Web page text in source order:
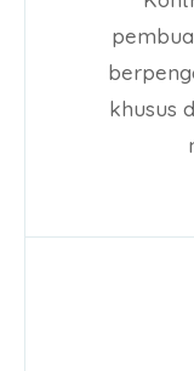
khusus